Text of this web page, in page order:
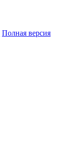
Полная версия